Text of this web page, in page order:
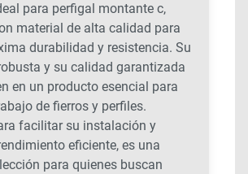
para perfigal montante c,
material de alta calidad para
durabilidad y resistencia. Su
y su calidad garantizada
en un producto esencial para
de fierros y perfiles.
facilitar su instalación y
eficiente, es una
para quienes buscan